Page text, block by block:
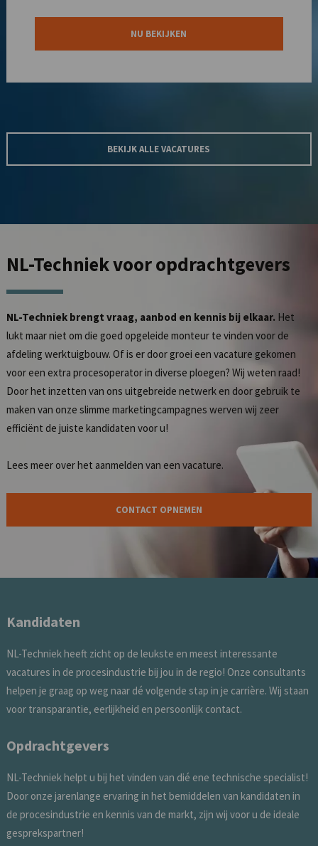
NU BEKIJKEN
BEKIJK ALLE VACATURES
NL-Techniekvoor opdrachtgevers
NL-Techniek brengt vraag, aanbod en kennis bij elkaar. Het
lukt maar niet om die goed opgeleide monteur te vinden voor de
afdeling werktuigbouw. Of is er door groei een vacature gekomen
voor een extra procesoperator in diverse ploegen? Wij weten raad!
Door het inzetten van ons uitgebreide netwerk en door gebruik te
maken van onze slimme marketingcampagnes werven wij zeer
efficiënt de juiste kandidaten voor u!
Lees meer over het aanmelden van een vacature.
CONTACT OPNEMEN
Kandidaten
NL-Techniek heeft zicht op de leukste en meest interessante
vacatures in de procesindustrie bij jou in de regio! Onze consultants
helpen je graag op weg naar dé volgende stap in je carrière. Wij staan
voor transparantie, eerlijkheid en persoonlijk contact.
Opdrachtgevers
NL-Techniek helpt u bij het vinden van dié ene technische specialist!
Door onze jarenlange ervaring in het bemiddelen van kandidaten in
de procesindustrie en kennis van de markt, zijn wij voor u de ideale
gesprekspartner!